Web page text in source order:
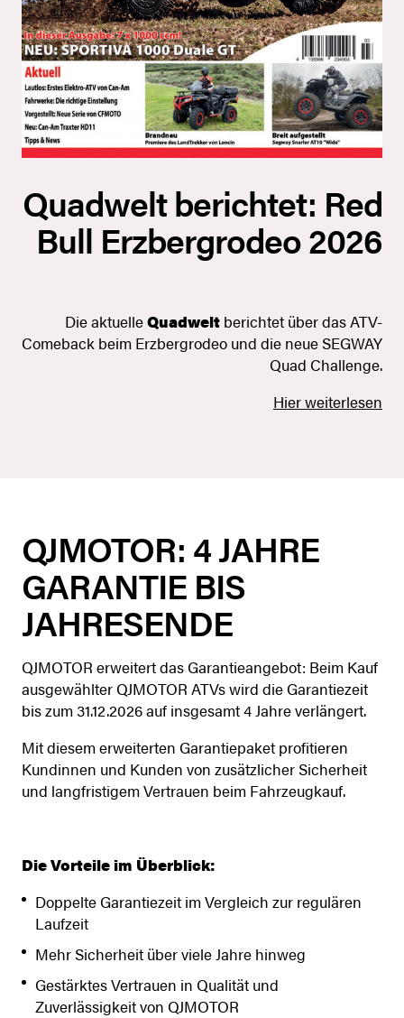
Quadwelt berichtet: Red
Bull Erzbergrodeo 2026
Die aktuelleQuadwelt berichtet über das ATV-
Comeback beim Erzbergrodeo und die neue SEGWAY
Quad Challenge.
Hier weiterlesen
QJMOTOR: 4 JAHRE
GARANTIE BIS
JAHRESENDE
QJMOTOR erweitert das Garantieangebot: Beim Kauf
ausgewählter QJMOTOR ATVs wird die Garantiezeit
bis zum 31.12.2026 auf insgesamt 4 Jahre verlängert.
Mit diesem erweiterten Garantiepaket profitieren
Kundinnen und Kunden von zusätzlicher Sicherheit
und langfristigem Vertrauen beim Fahrzeugkauf.
Die Vorteile im Überblick:
Doppelte Garantiezeit im Vergleich zur regulären
Laufzeit
Mehr Sicherheit über viele Jahre hinweg
Gestärktes Vertrauen in Qualität und
Zuverlässigkeit von QJMOTOR